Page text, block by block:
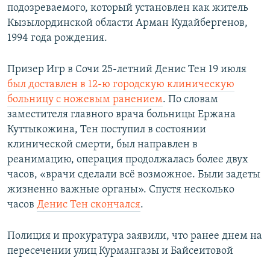
подозреваемого, который установлен как житель
Кызылординской области Арман Кудайбергенов,
1994 года рождения.
Призер Игр в Сочи 25-летний Денис Тен 19 июля
был доставлен в 12-ю городскую клиническую
больницу с ножевым ранением. По словам
заместителя главного врача больницы Ержана
Куттыкожина, Тен поступил в состоянии
клинической смерти, был направлен в
реанимацию, операция продолжалась более двух
часов, «врачи сделали всё возможное. Были задеты
жизненно важные органы». Спустя несколько
часов Денис Тен скончался.
Полиция и прокуратура заявили, что ранее днем на
пересечении улиц Курмангазы и Байсеитовой